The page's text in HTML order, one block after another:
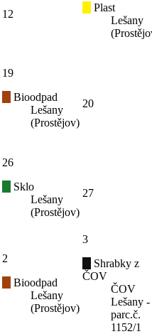
12
Plast
Lešany
19
Bioodpad
Lešany
(Prostějov)
20
26
Sklo
Lešany
(Prostějov)
27
2
Bioodpad
Lešany
(Prostějov)
3
Shrabky z
ČOV
ČOV
Lešany -
parc.č.
1152/1